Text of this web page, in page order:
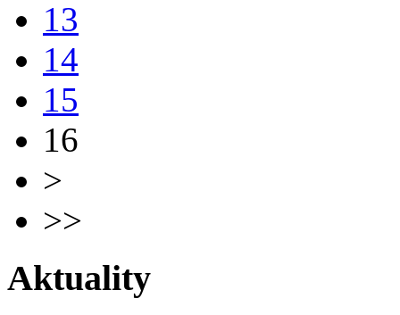
13
14
15
16
>
>>
Aktuality